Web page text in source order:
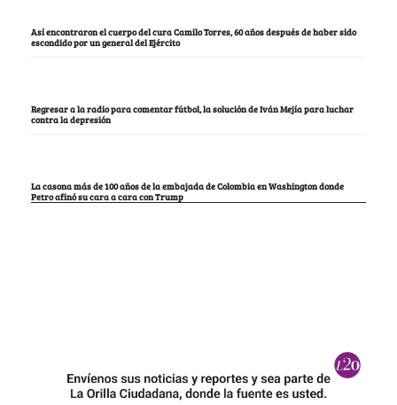
Así encontraron el cuerpo del cura Camilo Torres, 60 años después de haber sido
escondido por un general del Ejército
Regresar a la radio para comentar fútbol, la solución de Iván Mejía para luchar
contra la depresión
La casona más de 100 años de la embajada de Colombia en Washington donde
Petro afinó su cara a cara con Trump